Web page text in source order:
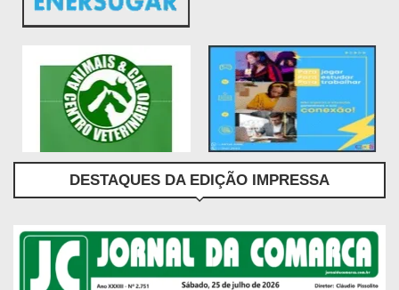
DESTAQUES DA EDIÇÃO IMPRESSA